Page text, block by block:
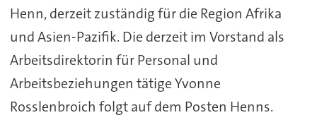
Henn, derzeit zuständig für die Region Afrika
und Asien-Pazifik. Die derzeit im Vorstand als
Arbeitsdirektorin für Personal und
Arbeitsbeziehungen tätige Yvonne
Rosslenbroich folgt auf dem Posten Henns.